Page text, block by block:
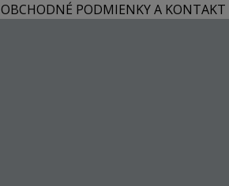
OBCHODNÉ PODMIENKY A KONTAKT